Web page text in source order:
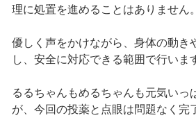
理に処置を進めることはありません。
優しく声をかけながら、身体の動き
し、安全に対応できる範囲で行いま
るるちゃんもめるちゃんも元気いっ
が、今回の投薬と点眼は問題なく完